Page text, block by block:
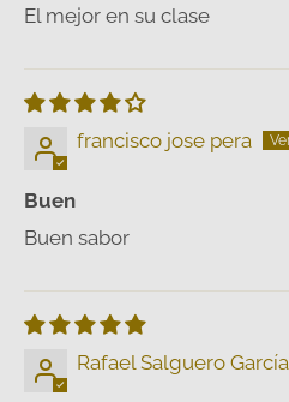
El mejor en su clase
francisco jose pera
Buen
Buen sabor
Rafael Salguero García